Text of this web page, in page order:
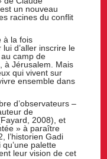
un nouveau
racines du conflit
à la fois
d’aller inscrire le
camp de
à Jérusalem. Mais
qui vivent sur
ensemble dans
d’observateurs –
de
2008), et
» à paraître
l’historien Gadi
palette
leur vision de cet